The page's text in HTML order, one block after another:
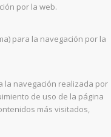
por la web.
para la navegación por la
la navegación realizada por
de uso de la página
más visitados,